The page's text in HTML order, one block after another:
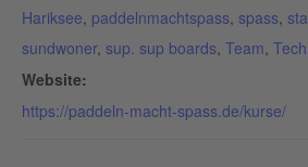
Hariksee, paddelnmachtspass, spass,
sundwoner, sup. sup boards, Team,
Website:
https://paddeln-macht-spass.de/kurse/